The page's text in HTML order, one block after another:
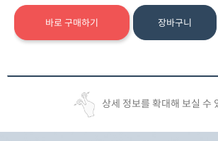
바로 구매하기 장바구니
상세 정보를 확대해 보실 수